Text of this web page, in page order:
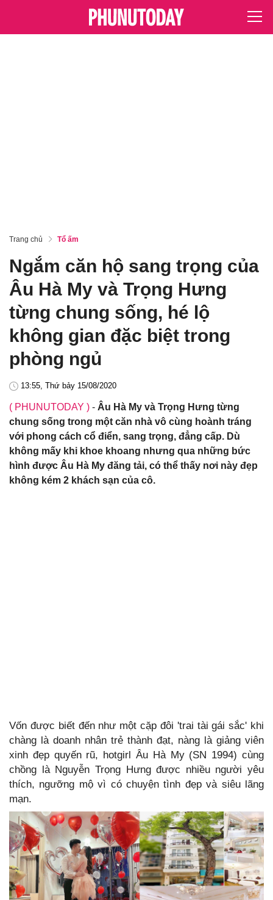
Trang chủ Tổ ấm
Ngắm căn hộ sang trọng của
Âu Hà My và Trọng Hưng
từng chung sống, hé lộ
không gian đặc biệt trong
phòng ngủ
13:55, Thứ bảy 15/08/2020
( PHUNUTODAY ) - Âu Hà My và Trọng Hưng từng
chung sống trong một căn nhà vô cùng hoành tráng
với phong cách cổ điển, sang trọng, đẳng cấp. Dù
không mấy khi khoe khoang nhưng qua những bức
hình được Âu Hà My đăng tải, có thể thấy nơi này đẹp
không kém 2 khách sạn của cô.
Vốn được biết đến như một cặp đôi 'trai tài gái sắc' khi
chàng là doanh nhân trẻ thành đạt, nàng là giảng viên
xinh đẹp quyến rũ, hotgirl Âu Hà My (SN 1994) cùng
chồng là Nguyễn Trọng Hưng được nhiều người yêu
thích, ngưỡng mộ vì có chuyện tình đẹp và siêu lãng
mạn.